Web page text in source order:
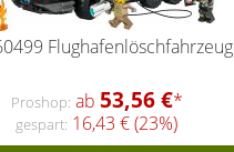
Flughafenlöschfahrzeug
Proshop: ab 53,56 €*
gespart: 16,43 € (23%)